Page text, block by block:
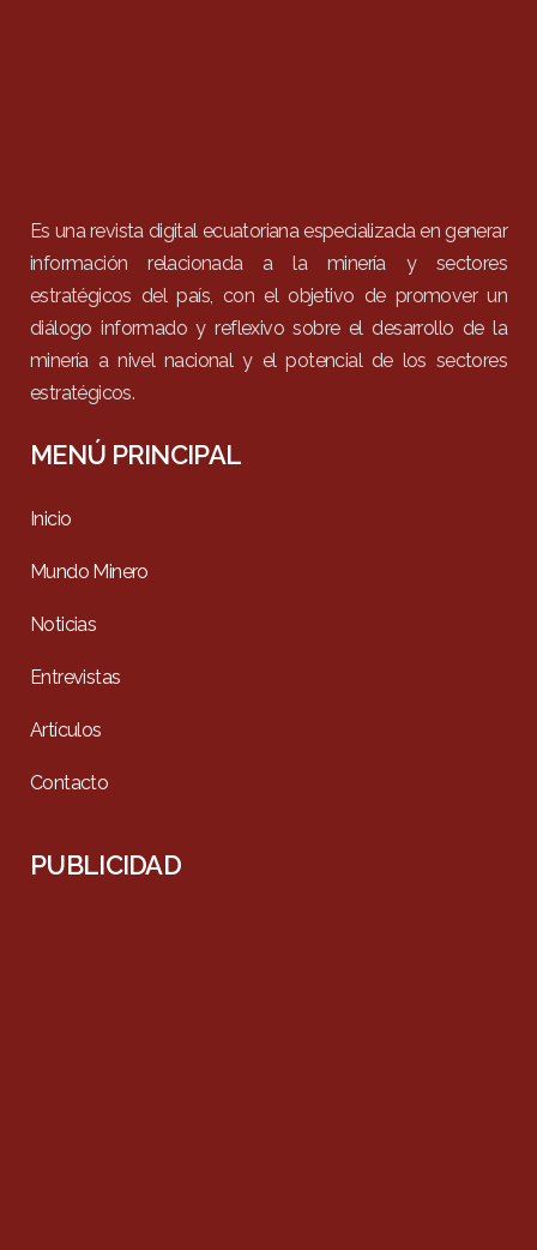
Es una revista digital ecuatoriana especializada en generar
información relacionada a la minería y sectores
estratégicos del país, con el objetivo de promover un
diálogo informado y reflexivo sobre el desarrollo de la
minería a nivel nacional y el potencial de los sectores
estratégicos.
MENÚ PRINCIPAL
Inicio
Mundo Minero
Noticias
Entrevistas
Artículos
Contacto
PUBLICIDAD